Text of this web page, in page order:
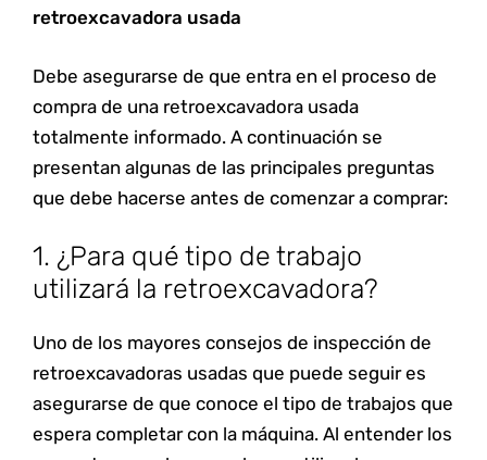
retroexcavadora usada
Debe asegurarse de que entra en el proceso de
compra de una retroexcavadora usada
totalmente informado. A continuación se
presentan algunas de las principales preguntas
que debe hacerse antes de comenzar a comprar:
1. ¿Para qué tipo de trabajo
utilizará la retroexcavadora?
Uno de los mayores consejos de inspección de
retroexcavadoras usadas que puede seguir es
asegurarse de que conoce el tipo de trabajos que
espera completar con la máquina. Al entender los